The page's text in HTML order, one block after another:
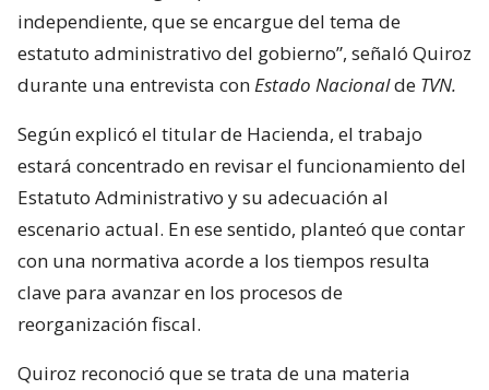
independiente, que se encargue del tema de
estatuto administrativo del gobierno”, señaló Quiroz
durante una entrevista con Estado Nacionalde TVN.
Según explicó el titular de Hacienda, el trabajo
estará concentrado en revisar el funcionamiento del
Estatuto Administrativo y su adecuación al
escenario actual. En ese sentido, planteó que contar
con una normativa acorde a los tiempos resulta
clave para avanzar en los procesos de
reorganización fiscal.
Quiroz reconoció que se trata de una materia